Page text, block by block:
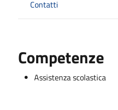
Contatti
Competenze
Assistenza scolastica